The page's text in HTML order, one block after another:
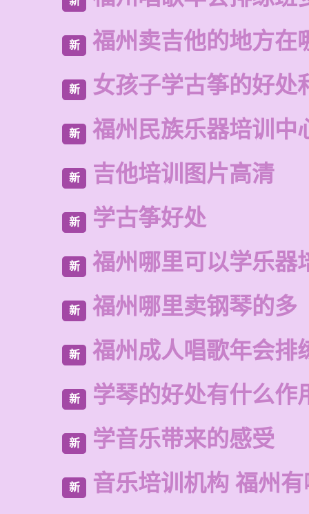
新 福州卖吉他的地方在
新 女孩子学古筝的好处
新 福州民族乐器培训中
新 吉他培训图片高清
新 学古筝好处
新 福州哪里可以学乐器
新 福州哪里卖钢琴的多
新 福州成人唱歌年会排
新 学琴的好处有什么作
新 学音乐带来的感受
新 音乐培训机构 福州